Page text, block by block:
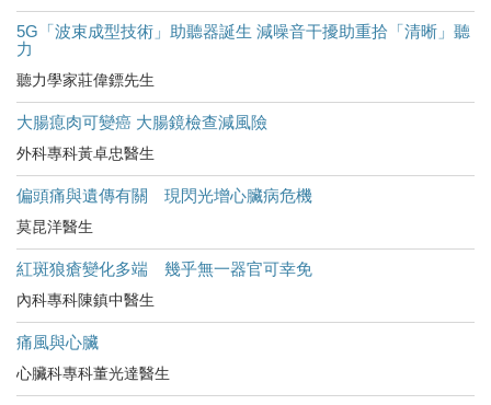
5G「波束成型技術」助聽器誕生 減噪音干擾助重拾「清晰」聽
力
聽力學家莊偉鏢先生
大腸瘜肉可變癌 大腸鏡檢查減風險
外科專科黃卓忠醫生
偏頭痛與遺傳有關 現閃光增心臟病危機
莫昆洋醫生
紅斑狼瘡變化多端 幾乎無一器官可幸免
內科專科陳鎮中醫生
痛風與心臟
心臟科專科董光達醫生